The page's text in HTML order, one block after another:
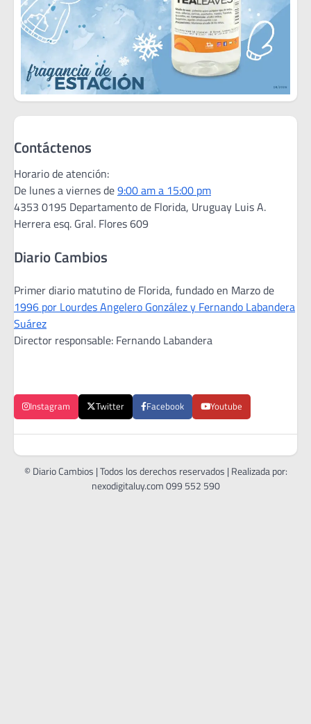
Contáctenos
Horario de atención:
De lunes a viernes de9:00 am a 15:00 pm
4353 0195 Departamento de Florida, Uruguay Luis A.
Herrera esq. Gral. Flores 609
Diario Cambios
Primer diario matutino de Florida, fundado en Marzo de
1996 por Lourdes Angelero González y Fernando Labandera
Suárez
Director responsable: Fernando Labandera
Instagram Twitter Facebook Youtube